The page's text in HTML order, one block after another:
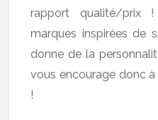
rapport qualité/prix !
marques inspirées de
donne de la
vous encourage donc
!